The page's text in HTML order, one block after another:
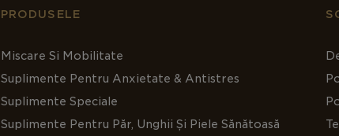
PRODUSELE
Miscare Si Mobilitate
Suplimente Pentru Anxietate & Antistres
Suplimente Speciale
Suplimente Pentru Păr, Unghii Și Piele Sănătoasă